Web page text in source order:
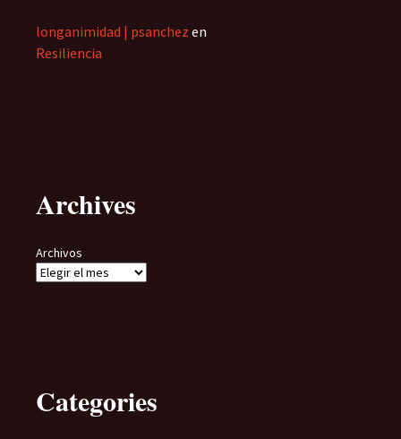
longanimidad | psanchez en
Resiliencia
Archives
Archivos
Categories